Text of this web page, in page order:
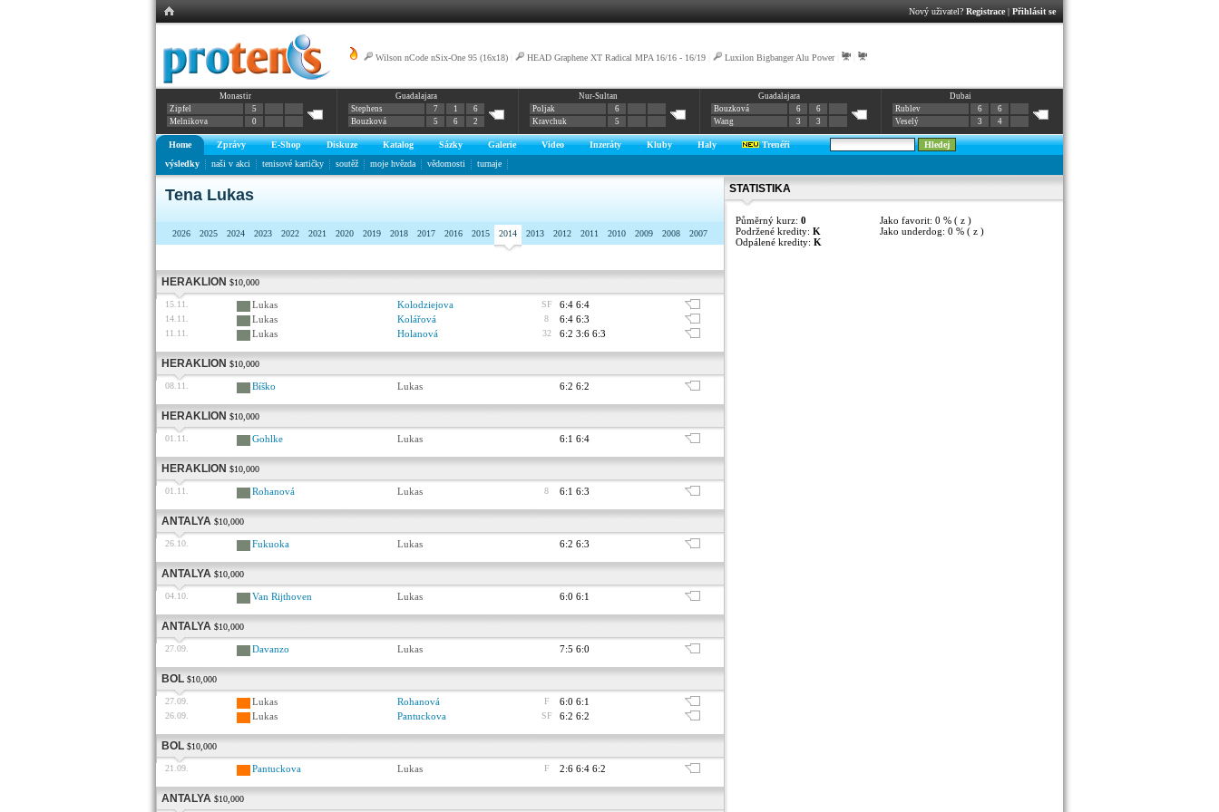
Nový uživatel? Registrace| Přihlásit se
Wilson nCode nSix-One 95 (16x18) HEAD Graphene XT Radical MPA 16/16 - 16/19 Luxilon Bigbanger Alu Power|
Monastir
Zipfel
5
Melnikova
0
Guadalajara
Stephens
7 1
6
Bouzková
5 6 2
Nur-Sultan
Poljak
6
Kravchuk
5
Guadalajara
Bouzková
6
6
Wang
3 3
Dubai
Rublev
6
6
Veselý
3 4
Home Zprávy E-Shop Diskuze Katalog Sázky Galerie Video Inzeráty Kluby Haly
Trenéři
výsledky
naši v akci tenisové kartičky soutěž moje hvězda vědomosti turnaje
Tena Lukas
2026 2025 2024 2023 2022 2021 2020 2019 2018 2017 2016 2015 2014 2013 2012 2011 2010 2009 2008 2007
HERAKLION $10,000
15.11. Lukas Kolodziejova SF 6:4 6:4
14.11. Lukas Kolářová 8 6:4 6:3
11.11. Lukas Holanová 32 6:2 3:6 6:3
HERAKLION $10,000
08.11. Bíško Lukas 6:2 6:2
HERAKLION $10,000
01.11. Gohlke Lukas 6:1 6:4
HERAKLION $10,000
01.11. Rohanová Lukas 8 6:1 6:3
ANTALYA $10,000
26.10. Fukuoka Lukas 6:2 6:3
ANTALYA $10,000
04.10. Van Rijthoven Lukas 6:0 6:1
ANTALYA $10,000
27.09. Davanzo Lukas 7:5 6:0
BOL $10,000
27.09. Lukas Rohanová F 6:0 6:1
26.09. Lukas Pantuckova SF 6:2 6:2
BOL $10,000
21.09. Pantuckova Lukas F 2:6 6:4 6:2
ANTALYA $10,000
STATISTIKA
Půměrný kurz: 0
Podržené kredity: K
Odpálené kredity: K
Jako favorit: 0 % ( z )
Jako underdog: 0 % ( z )